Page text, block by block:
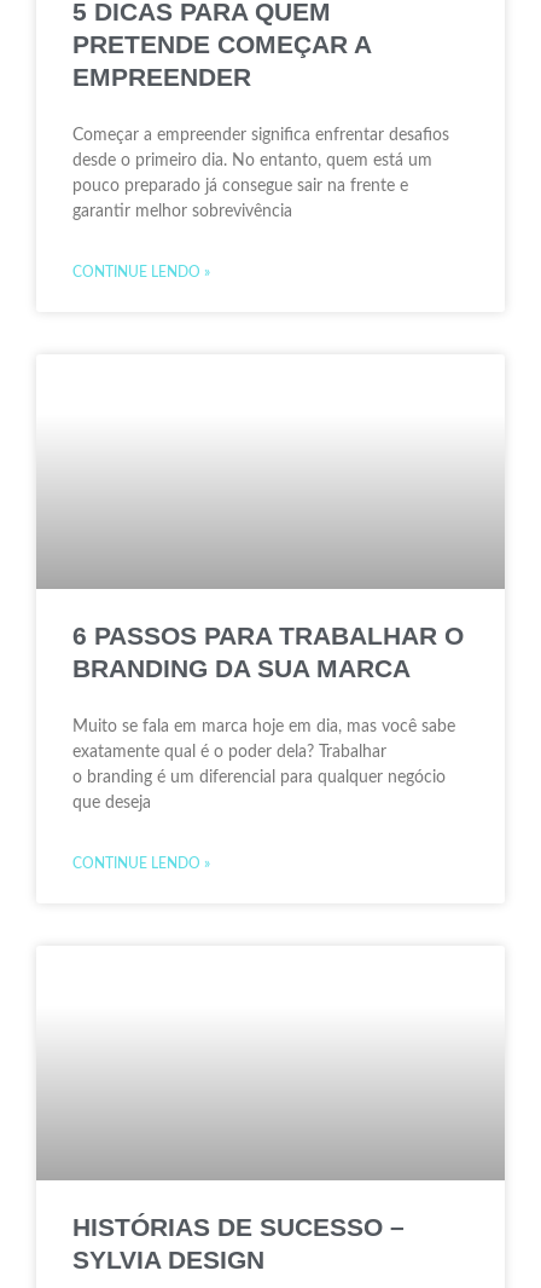
5 DICAS PARA QUEM
PRETENDE COMEÇAR A
EMPREENDER
Começar a empreender significa enfrentar desafios
desde o primeiro dia. No entanto, quem está um
pouco preparado já consegue sair na frente e
garantir melhor sobrevivência
CONTINUE LENDO »
6 PASSOS PARA TRABALHAR O
BRANDING DA SUA MARCA
Muito se fala em marca hoje em dia, mas você sabe
exatamente qual é o poder dela? Trabalhar
o branding é um diferencial para qualquer negócio
que deseja
CONTINUE LENDO »
HISTÓRIAS DE SUCESSO –
SYLVIA DESIGN